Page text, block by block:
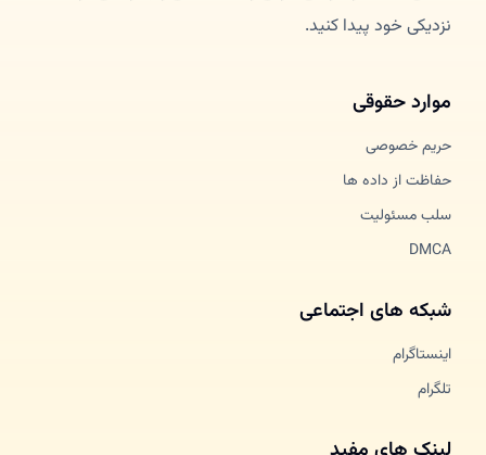
نزدیکی خود پیدا کنید.
موارد حقوقی
حریم خصوصی
حفاظت از داده ها
سلب مسئولیت
DMCA
شبکه های اجتماعی
اینستاگرام
تلگرام